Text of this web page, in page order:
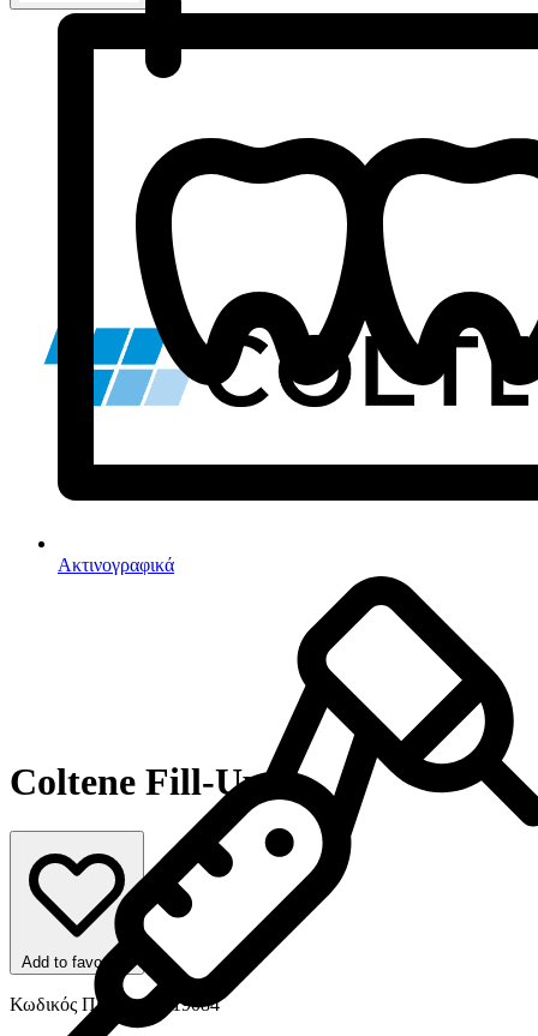
Ακτινογραφικά
Coltene Fill-Up!
Add to favorites
Κωδικός Προϊόντος: 19084